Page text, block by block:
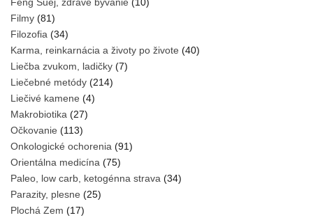
Filmy (81)
Filozofia (34)
Karma, reinkarnácia a životy po živote (40)
Liečba zvukom, ladičky (7)
Liečebné metódy (214)
Liečivé kamene (4)
Makrobiotika (27)
Očkovanie (113)
Onkologické ochorenia (91)
Orientálna medicína (75)
Paleo, low carb, ketogénna strava (34)
Parazity, plesne (25)
Plochá Zem (17)